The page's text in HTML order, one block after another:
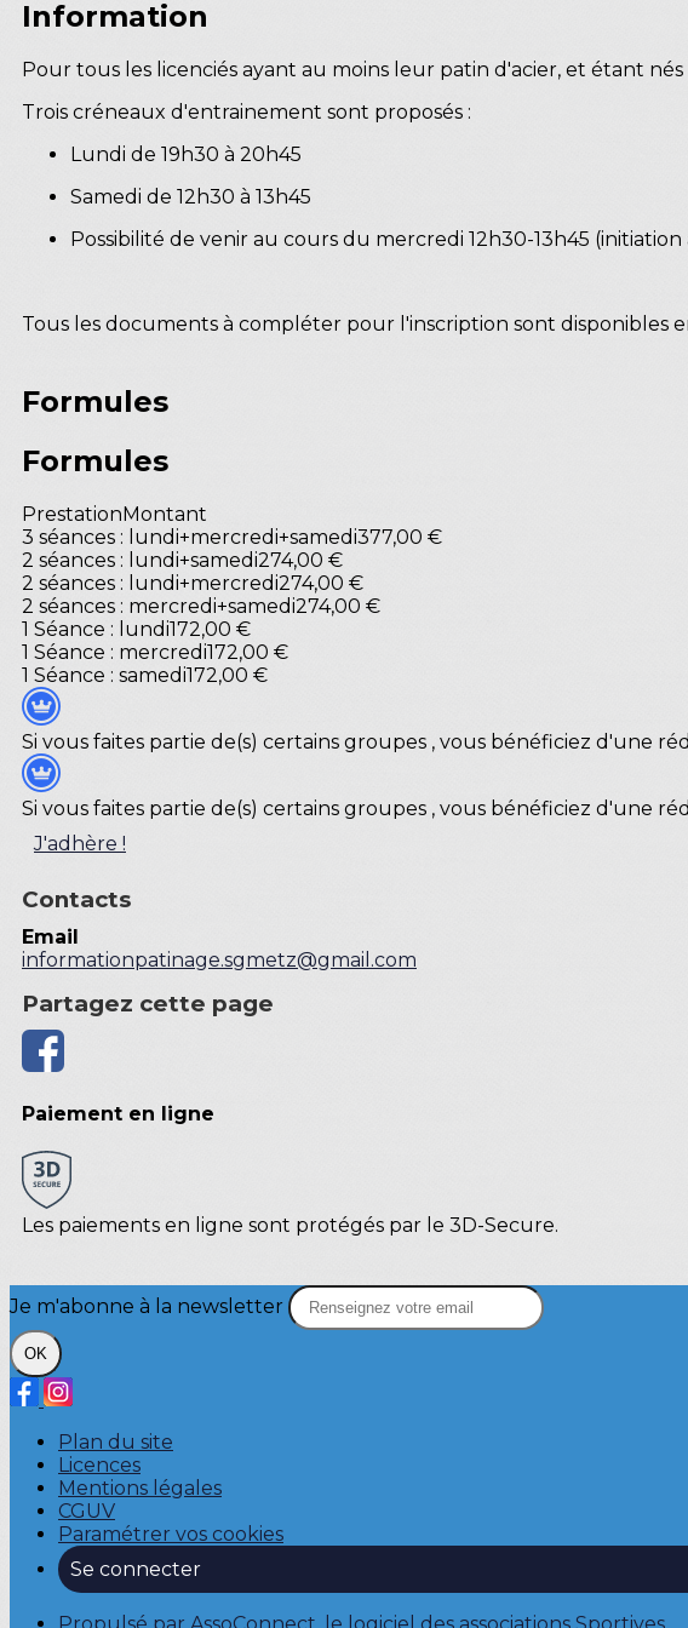
Information
Pour tous les licenciés ayant au moins leur patin d'acier, et étant
Trois créneaux d'entrainement sont proposés :
Lundi de 19h30 à 20h45
Samedi de 12h30 à 13h45
Possibilité de venir au cours du mercredi 12h30-13h45
Tous les documents à compléter pour l'inscription sont disponibles
Formules
Formules
PrestationMontant
3 séances : lundi+mercredi+samedi377,00 €
2 séances : lundi+samedi274,00 €
2 séances : lundi+mercredi274,00 €
2 séances : mercredi+samedi274,00 €
1 Séance : lundi172,00 €
1 Séance : mercredi172,00 €
1 Séance : samedi172,00 €
Si vous faites partie de(s) certains groupes , vous bénéficiez d'une
Si vous faites partie de(s) certains groupes , vous bénéficiez d'une
J'adhère !
Contacts
Email
informationpatinage.sgmetz@gmail.com
Partagez cette page
Paiement en ligne
Les paiements en ligne sont protégés par le 3D-Secure.
Je m'abonne à la newsletter
OK
Plan du site
Licences
Mentions légales
CGUV
Paramétrer vos cookies
Se connecter